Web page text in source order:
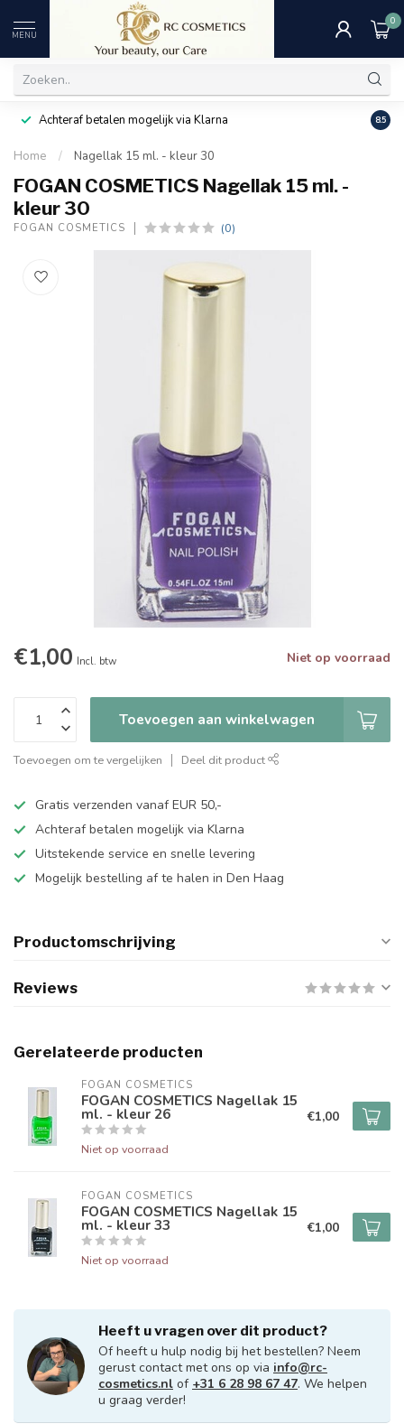
MENU
0
Achteraf betalen mogelijk via Klarna 8.5
Home / Nagellak 15 ml. - kleur 30
FOGAN COSMETICS Nagellak 15 ml. -
kleur 30
FOGAN COSMETICS (0)
€1,00 Incl. btw Niet op voorraad
Toevoegen aan winkelwagen
Toevoegen om te vergelijken Deel dit product
Gratis verzenden vanaf EUR 50,-
Achteraf betalen mogelijk via Klarna
Uitstekende service en snelle levering
Mogelijk bestelling af te halen in Den Haag
Productomschrijving
Reviews
Gerelateerde producten
FOGAN COSMETICS
FOGAN COSMETICS Nagellak 15
ml. - kleur 26
Niet op voorraad
€1,00
FOGAN COSMETICS
FOGAN COSMETICS Nagellak 15
ml. - kleur 33
Niet op voorraad
€1,00
Heeft u vragen over dit product?
Of heeft u hulp nodig bij het bestellen? Neem
gerust contact met ons op via info@rc-
cosmetics.nl of +31 6 28 98 67 47. We helpen
u graag verder!